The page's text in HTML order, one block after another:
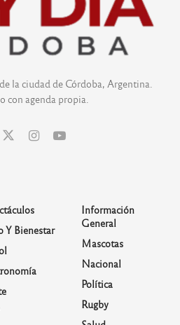
la ciudad de Córdoba, Argentina.
con agenda propia.
Y Bienestar
Información
General
Mascotas
Nacional
Política
Rugby